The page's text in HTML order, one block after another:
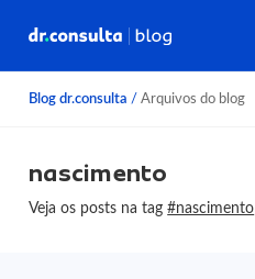
Blog dr.consulta / Arquivos do blog
nascimento
Veja os posts na tag#nascimento